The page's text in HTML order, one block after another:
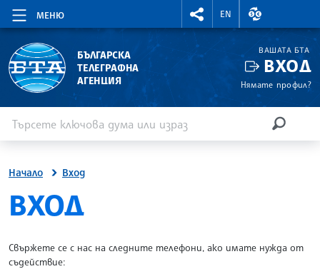
МЕНЮ
RIGHTMENU.SOCIAL
EN
ВАЛУТНИ
БЪЛГАРСКА
ТЕЛЕГРАФНА
АГЕНЦИЯ
ВАШАТА БТА
ВХОД
Нямате профил?
Начало Вход
SITE.BTA
ВХОД
Свържете се с нас на следните телефони, ако имате нужда от
съдействие: